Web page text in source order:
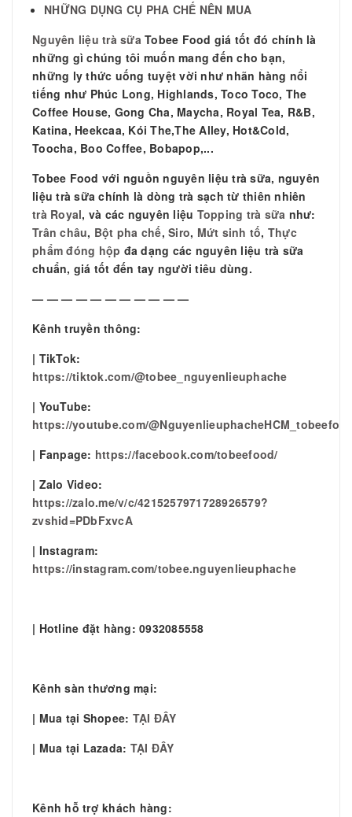
NHỮNG DỤNG CỤ PHA CHẾ NÊN MUA
Nguyên liệu trà sữa Tobee Food giá tốt đó chính là
những gì chúng tôi muốn mang đến cho bạn,
những ly thức uống tuyệt vời như nhãn hàng nổi
tiếng như Phúc Long, Highlands, Toco Toco, The
Coffee House, Gong Cha, Maycha, Royal Tea, R&B,
Katina, Heekcaa, Kói The,The Alley, Hot&Cold,
Toocha, Boo Coffee, Bobapop,...
Tobee Food với nguồn nguyên liệu trà sữa, nguyên
liệu trà sữa chính là dòng trà sạch từ thiên nhiên
trà Royal, và các nguyên liệu Topping trà sữa như:
Trân châu, Bột pha chế, Siro, Mứt sinh tố, Thực
phẩm đóng hộp đa dạng các nguyên liệu trà sữa
chuẩn, giá tốt đến tay người tiêu dùng.
— — — — — — — — — — —
Kênh truyền thông:
| TikTok:
https://tiktok.com/@tobee_nguyenlieuphache
| YouTube:
https://youtube.com/
| Fanpage: https://facebook.com/tobeefood/
| Zalo Video:
https://zalo.me/v/c/4215257971728926579?
zvshid=PDbFxvcA
| Instagram:
https://instagram.com/tobee.nguyenlieuphache
| Hotline đặt hàng: 0932085558
Kênh sàn thương mại:
| Mua tại Shopee: TẠI ĐÂY
| Mua tại Lazada: TẠI ĐÂY
Kênh hỗ trợ khách hàng: